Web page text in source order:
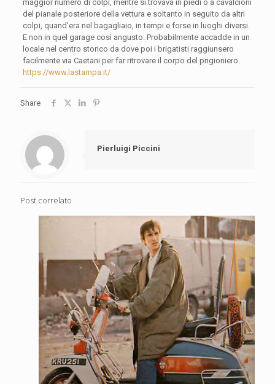
maggior numero di colpi, mentre si trovava in piedi o a cavalcioni
del pianale posteriore della vettura e soltanto in seguito da altri
colpi, quand’era nel bagagliaio, in tempi e forse in luoghi diversi.
E non in quel garage così angusto. Probabilmente accadde in un
locale nel centro storico da dove poi i brigatisti raggiunsero
facilmente via Caetani per far ritrovare il corpo del prigioniero.
https://www.lastampa.it/
Share
Pierluigi Piccini
Post correlato